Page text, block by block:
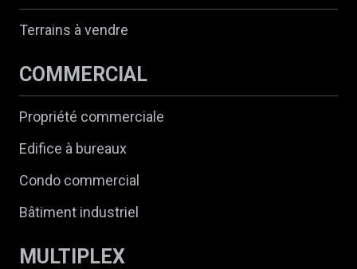
Terrains à vendre
COMMERCIAL
Propriété commerciale
Edifice à bureaux
Condo commercial
Bâtiment industriel
MULTIPLEX